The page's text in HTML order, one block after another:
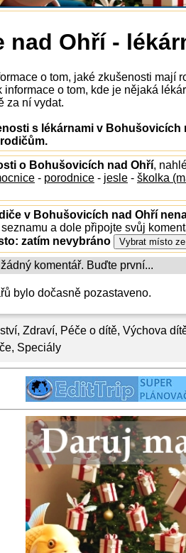
, Zdraví, Péče o dítě, Výchova
, Speciály
nad Ohří -
o tom, jaké zkušenosti mají
informace o tom, kde je nějaká
za ní vydat.
s lékárnami v Bohušovicích
o Bohušovicích nad Ohří,
- porodnice - jesle - školka
v Bohušovicích nad Ohří
a dole připojte svůj
zatím nevybráno
komentář. Buďte první...
bylo dočasně pozastaveno.